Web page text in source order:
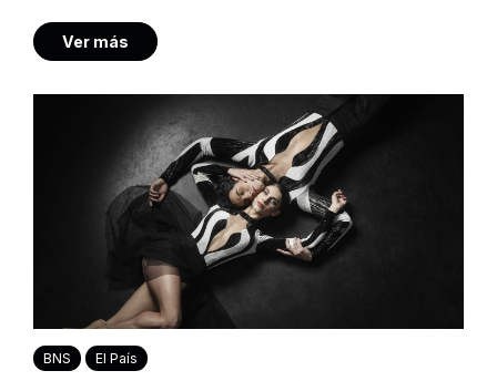
Ver más
BNS El País